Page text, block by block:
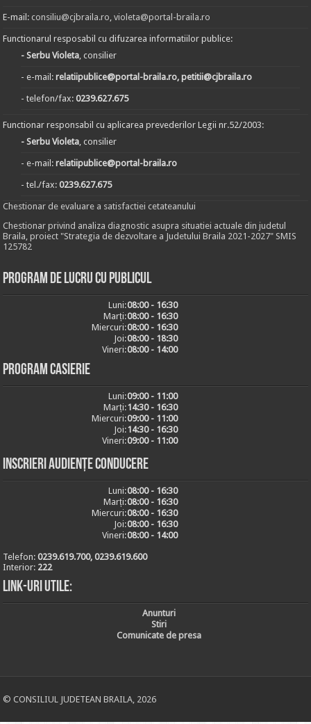
E-mail:consiliu@cjbraila.ro,violeta@portal-braila.ro
Functionarul resposabil cu difuzarea informatiilor publice:
- Serbu Violeta, consilier
- e-mail:relatiipublice@portal-braila.ro, petitii@cjbraila.ro
- telefon/fax:0239.627.675
Functionar responsabil cu aplicarea prevederilor Legii nr.52/2003:
- Serbu Violeta, consilier
- e-mail:relatiipublice@portal-braila.ro
- tel./fax:0239.627.675
Chestionar de evaluare a satisfactiei cetateanului
Chestionar privind analiza diagnostic asupra situatiei actuale din judetul
Braila, proiect "Strategia de dezvoltare a Judetului Braila 2021-2027" SMIS
125782
Program de lucru cu publicul
Luni:08:00 - 16:30
Marți:08:00 - 16:30
Miercuri:08:00 - 16:30
Joi:08:00 - 18:30
Vineri:08:00 - 14:00
Program casierie
Luni:09:00 - 11:00
Marți:14:30 - 16:30
Miercuri:09:00 - 11:00
Joi:14:30 - 16:30
Vineri:09:00 - 11:00
Inscrieri audiențe conducere
Luni:08:00 - 16:30
Marți:08:00 - 16:30
Miercuri:08:00 - 16:30
Joi:08:00 - 16:30
Vineri:08:00 - 14:00
Telefon:0239.619.700, 0239.619.600
Interior: 222
Link-uri utile:
Anunturi
Stiri
Comunicate de presa
© CONSILIUL JUDETEAN BRAILA, 2026